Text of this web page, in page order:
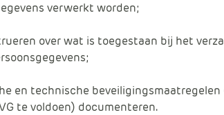
verwerkt worden;
over wat is toegestaan bij het
;
en technische beveiligingsmaatregelen
te voldoen) documenteren.